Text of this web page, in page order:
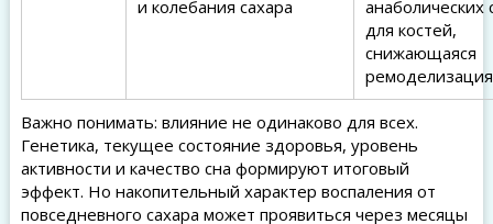
и колебания сахара
анаболических
для костей,
снижающаяся
ремоделизация
Важно понимать: влияние не одинаково для всех.
Генетика, текущее состояние здоровья, уровень
активности и качество сна формируют итоговый
эффект. Но накопительный характер воспаления от
повседневного сахара может проявиться через месяцы